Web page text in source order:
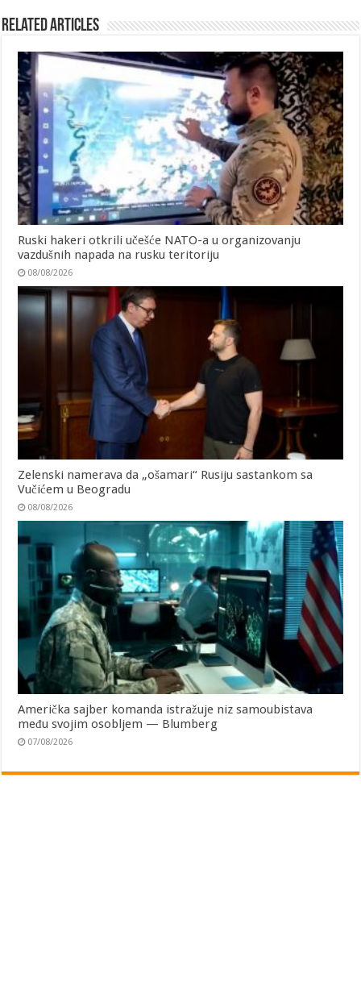
Related Articles
Ruski hakeri otkrili učešće NATO-a u organizovanju
vazdušnih napada na rusku teritoriju
08/08/2026
Zelenski namerava da „ošamari“ Rusiju sastankom sa
Vučićem u Beogradu
08/08/2026
Američka sajber komanda istražuje niz samoubistava
među svojim osobljem — Blumberg
07/08/2026